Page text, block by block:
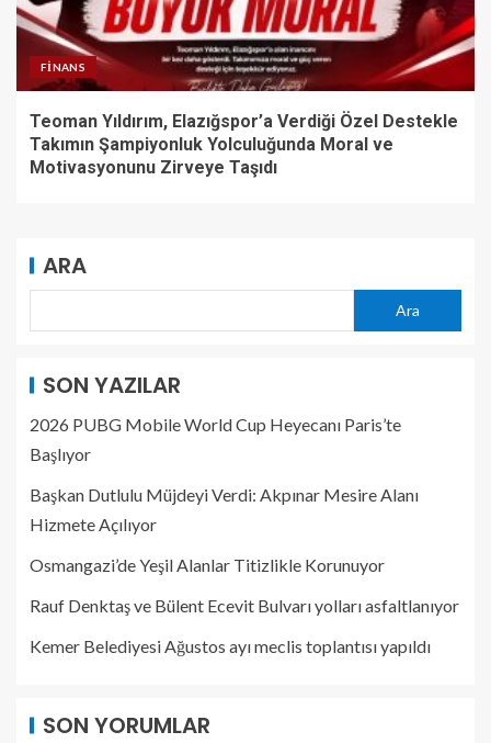
FINANS
Teoman Yıldırım, Elazığspor’a Verdiği Özel Destekle
Takımın Şampiyonluk Yolculuğunda Moral ve
Motivasyonunu Zirveye Taşıdı
ARA
Ara
SON YAZILAR
2026 PUBG Mobile World Cup Heyecanı Paris’te
Başlıyor
Başkan Dutlulu Müjdeyi Verdi: Akpınar Mesire Alanı
Hizmete Açılıyor
Osmangazi’de Yeşil Alanlar Titizlikle Korunuyor
Rauf Denktaş ve Bülent Ecevit Bulvarı yolları asfaltlanıyor
Kemer Belediyesi Ağustos ayı meclis toplantısı yapıldı
SON YORUMLAR